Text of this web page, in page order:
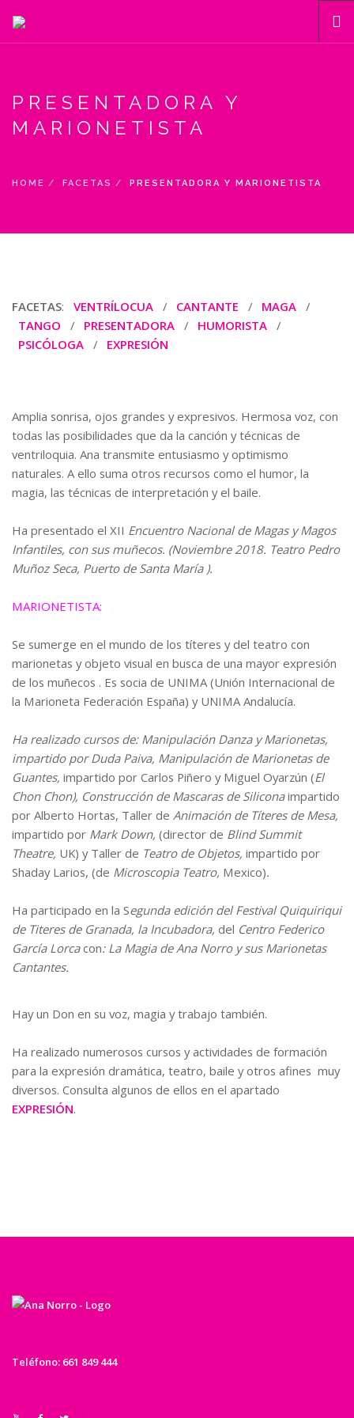
FACETAS
MUÑECOS
PRESENTADORA Y
MARIONETISTA
HOME FACETAS PRESENTADORA Y MARIONETISTA
FACETAS: VENTRÍLOCUA / CANTANTE / MAGA /
TANGO / PRESENTADORA / HUMORISTA /
PSICÓLOGA / EXPRESIÓN
Amplia sonrisa, ojos grandes y expresivos. Hermosa voz, con
todas las posibilidades que da la canción y técnicas de
ventriloquia. Ana transmite entusiasmo y optimismo
naturales. A ello suma otros recursos como el humor, la
magia, las técnicas de interpretación y el baile.
Ha presentado el XII Encuentro Nacional de Magas y Magos
Infantiles, con sus muñecos. (Noviembre 2018. Teatro Pedro
Muñoz Seca, Puerto de Santa María ).
MARIONETISTA:
Se sumerge en el mundo de los títeres y del teatro con
marionetas y objeto visual en busca de una mayor expresión
de los muñecos . Es socia de UNIMA (Unión Internacional de
la Marioneta Federación España) y UNIMA Andalucía.
Ha realizado cursos de: Manipulación Danza y Marionetas,
impartido por Duda Paiva, Manipulación de Marionetas de
Guantes, impartido por Carlos Piñero y Miguel Oyarzún (El
Chon Chon), Construcción de Mascaras de Siliconaimpartido
por Alberto Hortas, Taller de Animación de Títeres de Mesa,
impartido por Mark Down, (director de Blind Summit
Theatre, UK) y Taller de Teatro de Objetos, impartido por
Shaday Larios, (de Microscopia Teatro, Mexico).
Ha participado en la Segunda edición del Festival Quiquiriqui
de Titeres de Granada, la Incubadora, del Centro Federico
García Lorcacon: La Magia de Ana Norro y sus Marionetas
Cantantes.
Hay un Don en su voz, magia y trabajo también.
Ha realizado numerosos cursos y actividades de formación
para la expresión dramática, teatro, baile y otros afines muy
diversos. Consulta algunos de ellos en el apartado
EXPRESIÓN.
Teléfono: 661 849 444